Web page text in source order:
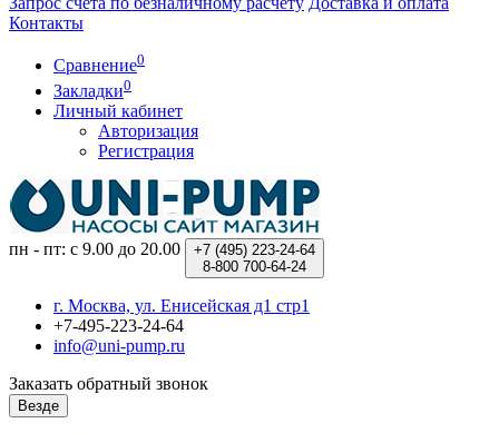
Контакты
Сравнение0
Закладки0
Личный кабинет
Авторизация
Регистрация
пн - пт: с 9.00 до 20.00 +7 (495) 223-24-64
8-800 700-64-24
г. Москва, ул. Енисейская д1 стр1
+7-495-223-24-64
info@uni-pump.ru
Заказать обратный звонок
Везде